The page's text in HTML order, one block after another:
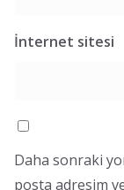
İnternet sitesi
Daha sonraki
posta adresim